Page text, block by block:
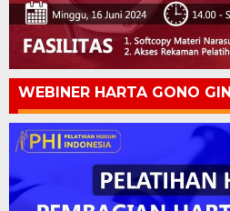
WEBINER HARTA GONO GINI